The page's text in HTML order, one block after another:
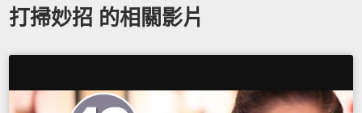
打掃妙招 的相關影片